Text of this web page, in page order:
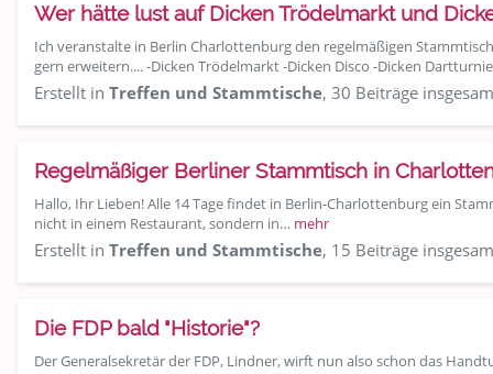
Wer hätte lust auf Dicken Trödelmarkt und
Ich veranstalte in Berlin Charlottenburg den regelmäßigen
gern erweitern.... -Dicken Trödelmarkt -Dicken Disco -Dicken
Erstellt in Treffen und Stammtische, 30 Beiträge
Regelmäßiger Berliner Stammtisch in
Hallo, Ihr Lieben! Alle 14 Tage findet in Berlin-Charlottenburg ein
nicht in einem Restaurant, sondern in… mehr
Erstellt in Treffen und Stammtische, 15 Beiträge
Die FDP bald "Historie"?
Der Generalsekretär der FDP, Lindner, wirft nun also schon das